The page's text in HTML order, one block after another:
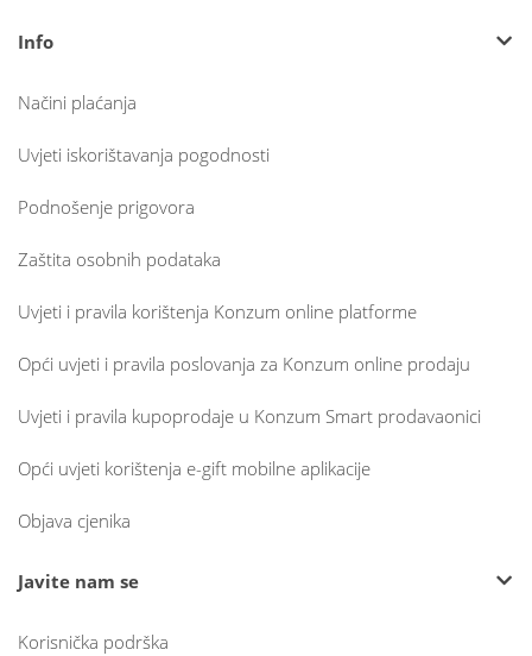
Info
Načini plaćanja
Uvjeti iskorištavanja pogodnosti
Podnošenje prigovora
Zaštita osobnih podataka
Uvjeti i pravila korištenja Konzum online platforme
Opći uvjeti i pravila poslovanja za Konzum online prodaju
Uvjeti i pravila kupoprodaje u Konzum Smart prodavaonici
Opći uvjeti korištenja e-gift mobilne aplikacije
Objava cjenika
Javite nam se
Korisnička podrška